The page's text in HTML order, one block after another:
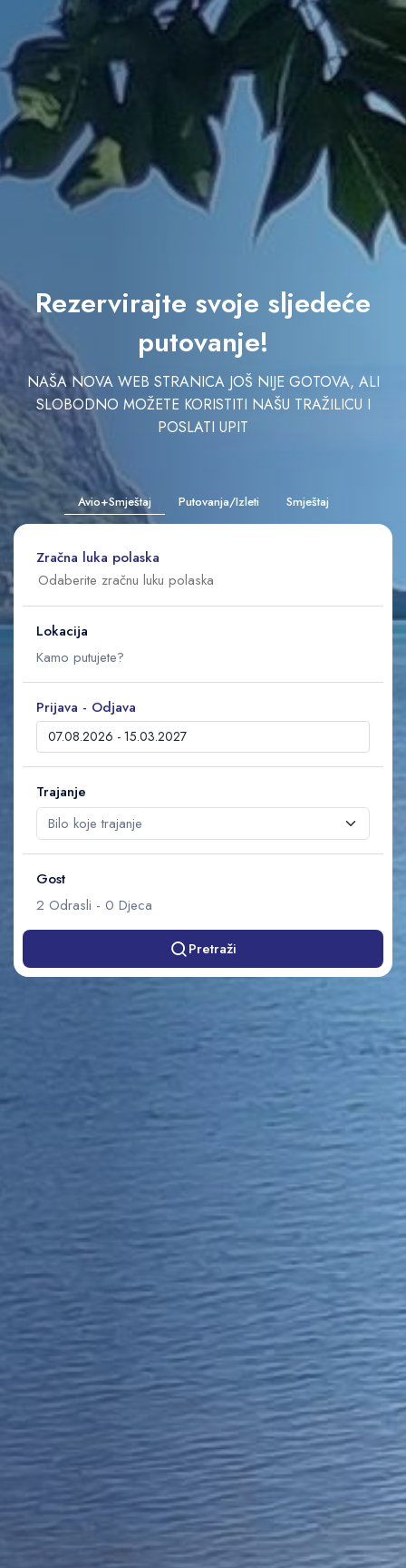
Rezervirajte svoje sljedeće
putovanje!
NAŠA NOVA WEB STRANICA JOŠ NIJE GOTOVA, ALI
SLOBODNO MOŽETE KORISTITI NAŠU TRAŽILICU I
POSLATI UPIT
Avio+Smještaj Putovanja/Izleti Smještaj
Zračna luka polaska
Lokacija
Prijava - Odjava
Trajanje
Gost
2 Odrasli - 0 Djeca
Pretraži